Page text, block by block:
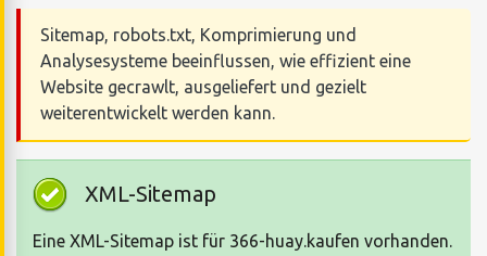
Sitemap, robots.txt, Komprimierung und
Analysesysteme beeinflussen, wie effizient eine
Website gecrawlt, ausgeliefert und gezielt
weiterentwickelt werden kann.
XML-Sitemap
Eine XML-Sitemap ist für 366-huay.kaufen vorhanden.